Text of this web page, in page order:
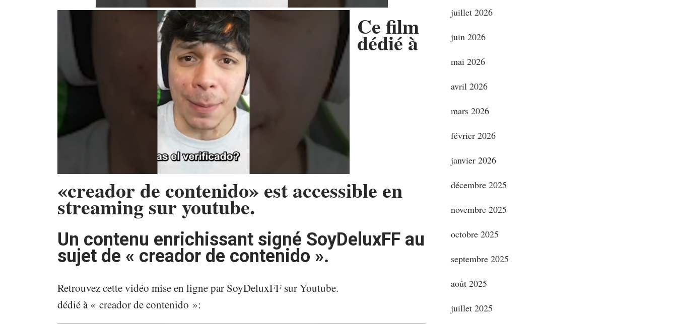
Ce film
dédié à
«creador de contenido» est accessible en
streaming sur youtube.
Un contenu enrichissant signé SoyDeluxFF au
sujet de « creador de contenido ».
Retrouvez cette vidéo mise en ligne par SoyDeluxFF sur Youtube.
dédié à « creador de contenido »:
juillet 2026
juin 2026
mai 2026
avril 2026
mars 2026
février 2026
janvier 2026
décembre 2025
novembre 2025
octobre 2025
septembre 2025
août 2025
juillet 2025